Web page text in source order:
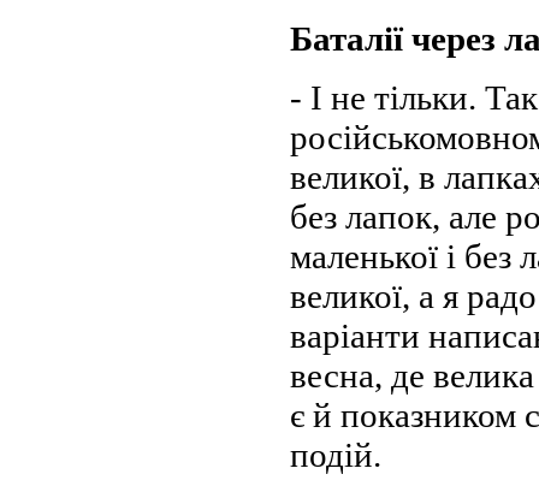
Баталії через
- І не тільки.
великої, в
без лапок, але
маленької і без
великої, а я
варіанти
весна, де
є й показником
подій.